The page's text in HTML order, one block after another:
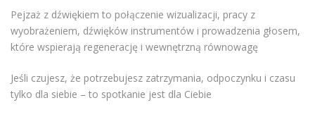
Pejzaż z dźwiękiem to połączenie wizualizacji, pracy z
wyobrażeniem, dźwięków instrumentów i prowadzenia głosem,
które wspierają regenerację i wewnętrzną równowagę
Jeśli czujesz, że potrzebujesz zatrzymania, odpoczynku i czasu
tylko dla siebie – to spotkanie jest dla Ciebie